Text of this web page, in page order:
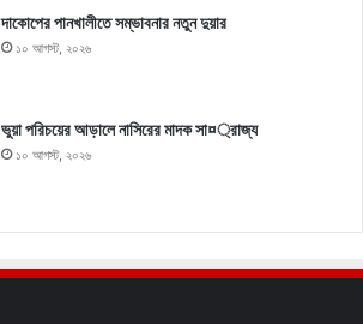
দাকোপের পানখালীতে সম্ভাবনার নতুন দুয়ার
১০ আগস্ট, ২০২৬
ভুয়া পরিচয়ের আড়ালে নাসিরের মাদক সা¤্রাজ্য
১০ আগস্ট, ২০২৬